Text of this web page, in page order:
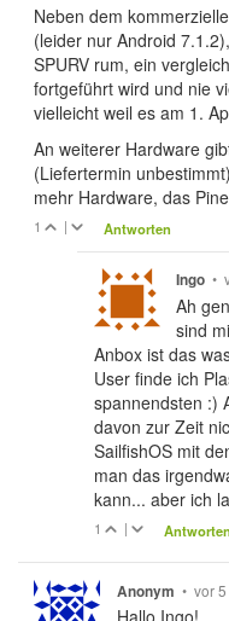
Neben dem
(leider nur Android
SPURV rum, ein
fortgeführt wird und nie
vielleicht weil es am 1.
An weiterer Hardware
(Liefertermin
mehr Hardware, das
1 | Antworten
Ingo •
Ah
sind
Anbox ist das
User finde ich
spannendsten :)
davon zur Zeit
SailfishOS mit
man das
kann... aber ich
1 | Antworten
Anonym • vor